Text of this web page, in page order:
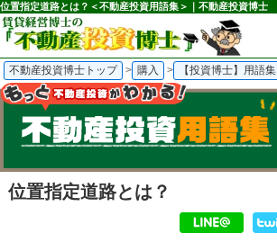
位置指定道路とは？＜不動産投資用語集＞｜不動産投資博士
不動産投資博士トップ > 購入 > 【投資博士】用語集
位置指定道路とは？